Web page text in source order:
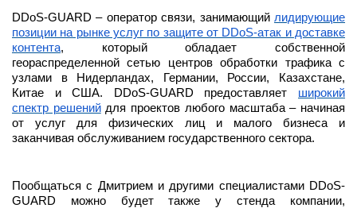
DDoS-GUARD – оператор связи, занимающий лидирующие
позиции на рынке услуг по защите от DDoS-атак и доставке
контента, который обладает собственной
геораспределенной сетью центров обработки трафика с
узлами в Нидерландах, Германии, России, Казахстане,
Китае и США. DDoS-GUARD предоставляет
широкий
спектр решений для проектов любого масштаба – начиная
от услуг для физических лиц и малого бизнеса и
заканчивая обслуживанием государственного сектора.
Пообщаться с Дмитрием и другими специалистами DDoS-
GUARD можно будет также у стенда компании,